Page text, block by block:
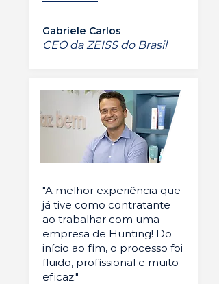
Gabriele Carlos
CEO da ZEISS do Brasil
"A melhor experiência que
já tive como contratante
ao trabalhar com uma
empresa de Hunting! Do
início ao fim, o processo foi
fluido, profissional e muito
eficaz."